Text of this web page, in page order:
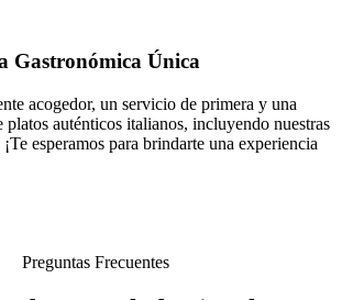
Gastronómica Única
acogedor, un servicio de primera y una
platos auténticos italianos, incluyendo nuestras
esperamos para brindarte una experiencia
Preguntas Frecuentes